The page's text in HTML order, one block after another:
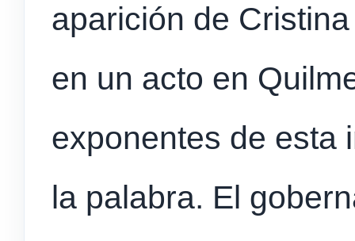
aparición de
en un acto en
exponentes de esta
la palabra. El